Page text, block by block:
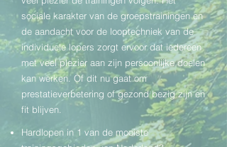
sociale karakter van de groepstrainingen en
de aandacht voor de looptechniek van de
individuele lopers zorgt ervoor dat iedereen
met veel plezier aan zijn persoonlijke doelen
kan werken. Of dit nu gaat om
prestatieverbetering of gezond bezig zijn en
fit blijven.
Hardlopen in 1 van de mooiste